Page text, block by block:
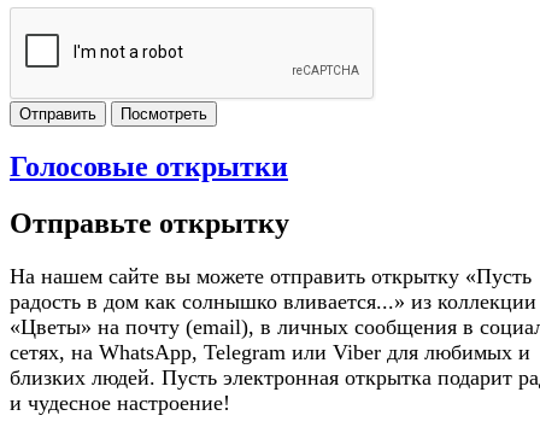
Отправить Посмотреть
Голосовые открытки
Отправьте открытку
На нашем сайте вы можете отправить открытку «Пусть
радость в дом как солнышко вливается...» из коллекции
«Цветы» на почту (email), в личных сообщения в
сетях, на WhatsApp, Telegram или Viber для любимых и
близких людей. Пусть электронная открытка подарит
и чудесное настроение!